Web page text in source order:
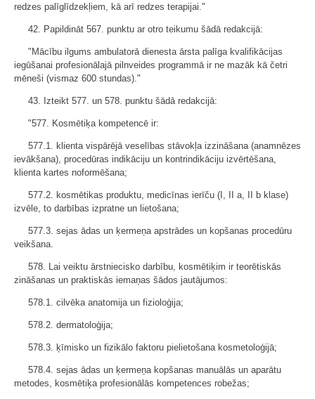
redzes palīglīdzekļiem, kā arī redzes terapijai."
42. Papildināt 567. punktu ar otro teikumu šādā redakcijā:
"Mācību ilgums ambulatorā dienesta ārsta palīga kvalifikācijas
iegūšanai profesionālajā pilnveides programmā ir ne mazāk kā četri
mēneši (vismaz 600 stundas)."
43. Izteikt 577. un 578. punktu šādā redakcijā:
"577. Kosmētiķa kompetencē ir:
577.1. klienta vispārējā veselības stāvokļa izzināšana (anamnēzes
ievākšana), procedūras indikāciju un kontrindikāciju izvērtēšana,
klienta kartes noformēšana;
577.2. kosmētikas produktu, medicīnas ierīču (I, II a, II b klase)
izvēle, to darbības izpratne un lietošana;
577.3. sejas ādas un ķermeņa apstrādes un kopšanas procedūru
veikšana.
578. Lai veiktu ārstniecisko darbību, kosmētiķim ir teorētiskās
zināšanas un praktiskās iemaņas šādos jautājumos:
578.1. cilvēka anatomija un fizioloģija;
578.2. dermatoloģija;
578.3. ķīmisko un fizikālo faktoru pielietošana kosmetoloģijā;
578.4. sejas ādas un ķermeņa kopšanas manuālās un aparātu
metodes, kosmētiķa profesionālās kompetences robežas;